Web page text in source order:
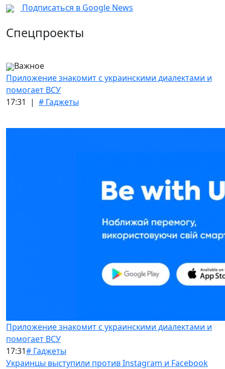
Подписаться в Google News
Спецпроекты
Важное
Приложение знакомит с украинскими диалектами и
помогает ВСУ
17:31 | # Гаджеты
Приложение знакомит с украинскими диалектами и
помогает ВСУ
17:31# Гаджеты
Украинцы выступили против Instagram и Facebook